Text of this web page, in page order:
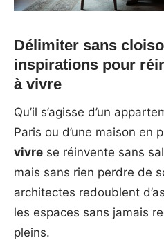
Délimiter sans
inspirations pour
à vivre
Qu’il s’agisse d’un
Paris ou d’une maison en
vivre se réinvente sans
mais sans rien perdre de
architectes redoublent
les espaces sans jamais
pleins.